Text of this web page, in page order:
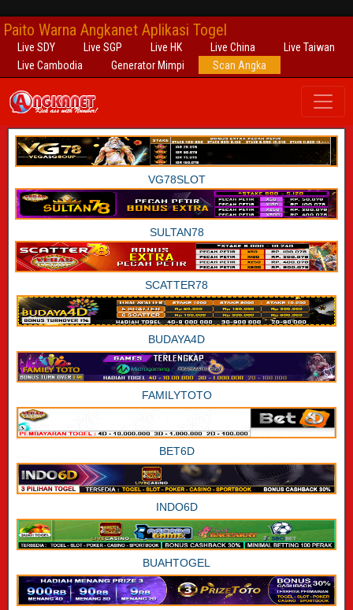
Paito Warna Angkanet Aplikasi Togel
Live SDY Live SGP Live HK Live China
Live Taiwan
Live Cambodia
Generator Mimpi Scan Angka
VG78SLOT
SULTAN78
SCATTER78
BUDAYA4D
FAMILYTOTO
BET6D
INDO6D
BUAHTOGEL